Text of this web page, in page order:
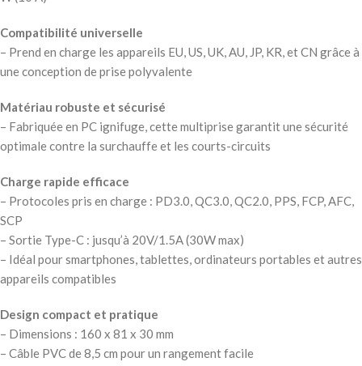
Compatibilité universelle
– Prend en charge les appareils EU, US, UK, AU, JP, KR, et CN grâce à
une conception de prise polyvalente
Matériau robuste et sécurisé
– Fabriquée en PC ignifuge, cette multiprise garantit une sécurité
optimale contre la surchauffe et les courts-circuits
Charge rapide efficace
– Protocoles pris en charge : PD3.0, QC3.0, QC2.0, PPS, FCP, AFC,
SCP
– Sortie Type-C : jusqu’à 20V/1.5A (30W max)
– Idéal pour smartphones, tablettes, ordinateurs portables et autres
appareils compatibles
Design compact et pratique
– Dimensions : 160 x 81 x 30 mm
– Câble PVC de 8,5 cm pour un rangement facile